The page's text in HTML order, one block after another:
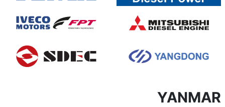
YANMAR